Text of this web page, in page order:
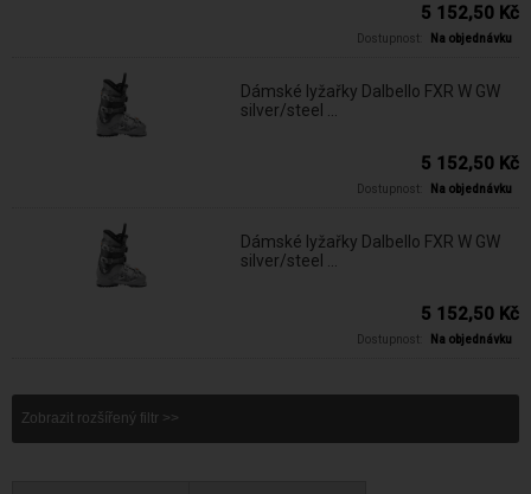
5 152,50 Kč
Dostupnost: Na objednávku
Dámské lyžařky Dalbello FXR W GW
silver/steel ...
5 152,50 Kč
Dostupnost: Na objednávku
Dámské lyžařky Dalbello FXR W GW
silver/steel ...
5 152,50 Kč
Dostupnost: Na objednávku
Zobrazit rozšířený filtr >>